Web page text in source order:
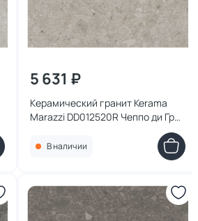
5 631 ₽
Керамический гранит Kerama
Marazzi DD012520R Чеппо ди Гре
обрезной 119,5x119,5x0,9
В наличии